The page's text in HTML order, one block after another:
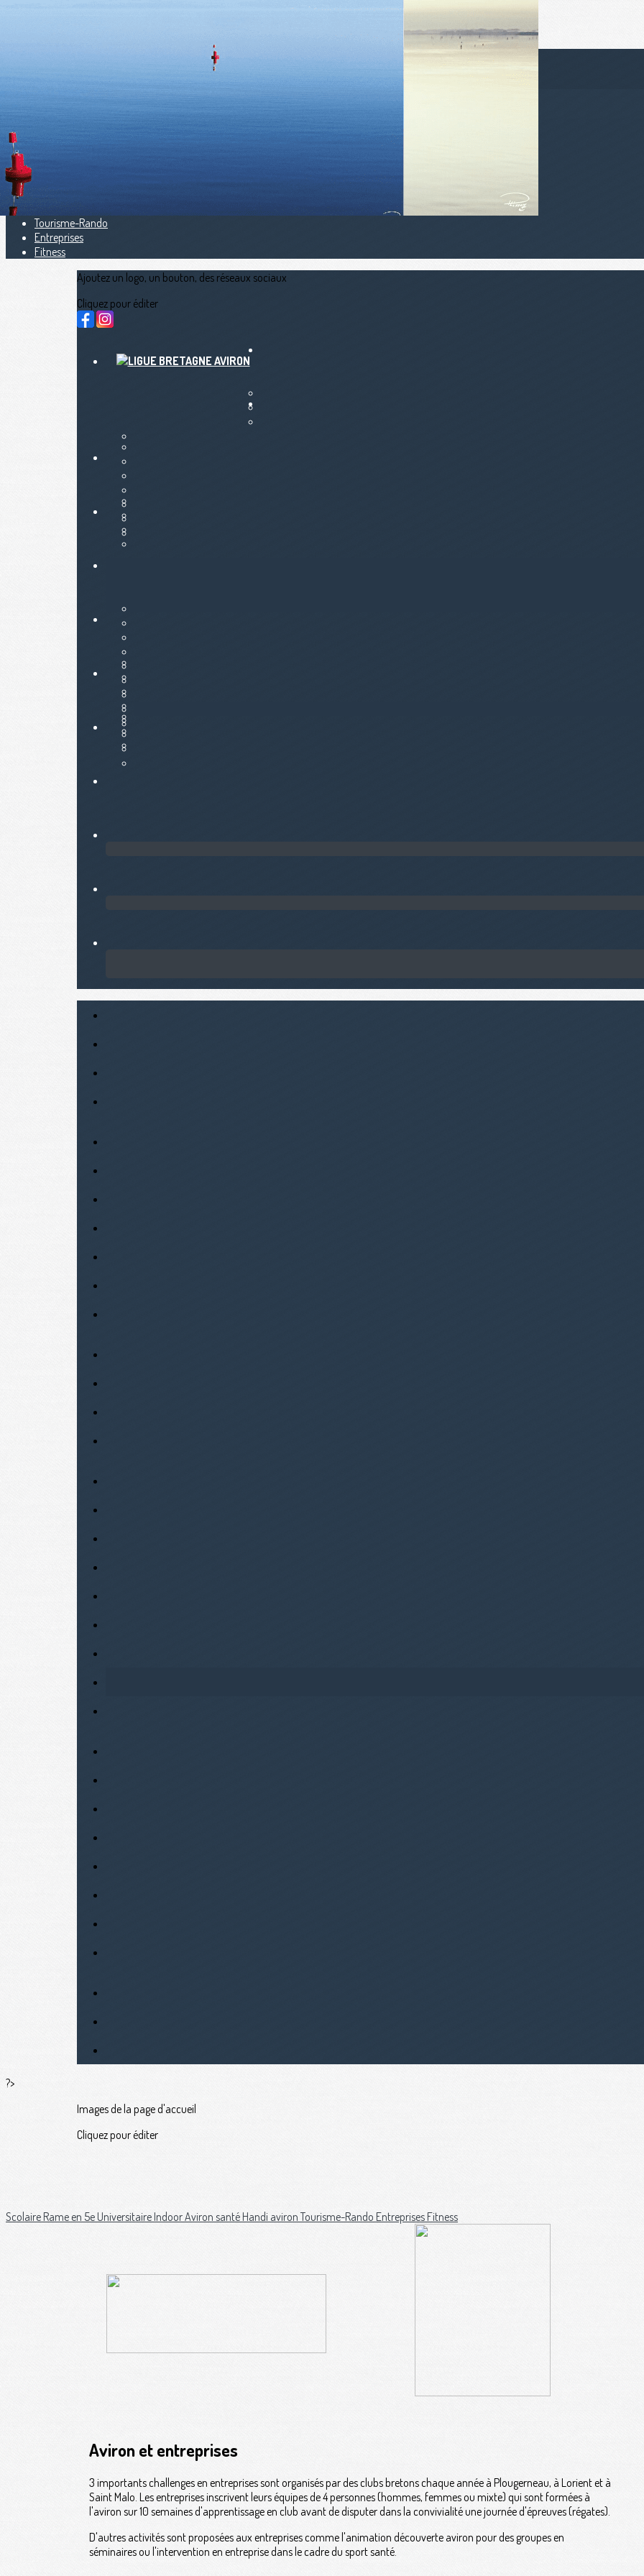
Exporter uniquement les colonnes affichées
Scolaire
Handi aviron
Tourisme-Rando
Entreprises
Fitness
Ajoutez un logo, un bouton, des réseaux sociaux
Cliquez pour éditer
?>
Images de la page d'accueil
Cliquez pour éditer
ScolaireRame en 5eUniversitaire IndoorAviron santé Handi aviron Tourisme-Rando EntreprisesFitness
Aviron et entreprises
3 importants challenges en entreprises sont organisés par des clubs bretons chaque année à Plougerneau, à Lorient et à
Saint Malo. Les entreprises inscrivent leurs équipes de 4 personnes (hommes, femmes ou mixte) qui sont formées à
l'aviron sur 10 semaines d'apprentissage en club avant de disputer dans la convivialité une journée d'épreuves (régates).
D'autres activités sont proposées aux entreprises comme l'animation découverte aviron pour des groupes en
séminaires ou l'intervention en entreprise dans le cadre du sport santé.